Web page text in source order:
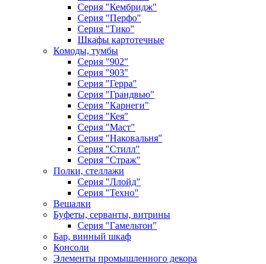
Серия "Кембридж"
Серия "Перфо"
Серия "Тико"
Шкафы картотечные
Комоды, тумбы
Серия "902"
Серия "903"
Серия "Герра"
Серия "Грандвью"
Серия "Карнеги"
Серия "Кея"
Серия "Маст"
Серия "Наковальня"
Серия "Стилл"
Серия "Страж"
Полки, стеллажи
Серия "Ллойд"
Серия "Техно"
Вешалки
Буфеты, серванты, витрины
Серия "Гамельтон"
Бар, винный шкаф
Консоли
Элементы промышленного декора